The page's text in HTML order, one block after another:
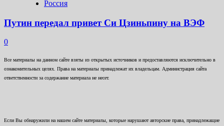
Россия
Путин передал привет Си Цзиньпину на ВЭФ
0
Все материалы на данном сайте взяты из открытых источников и предоставляются исключительно в
ознакомительных целях. Права на материалы принадлежат их владельцам. Администрация сайта
ответственности за содержание материала не несет.
Если Вы обнаружили на нашем сайте материалы, которые нарушают авторские права, принадлежащие